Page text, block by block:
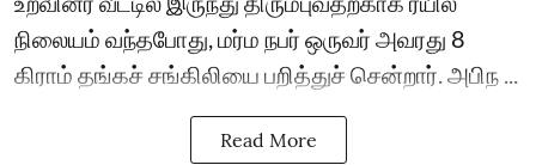
நிலையம் வந்தபோது, மர்ம நபர் ஒருவர் அவரது 8
கிராம் தங்கச் சங்கிலியை பறித்துச் சென்றார். அபிந ...
Read More